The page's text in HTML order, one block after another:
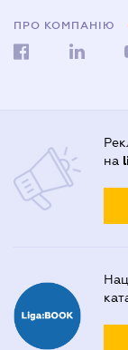
ПРО КОМПАНІЮ
на